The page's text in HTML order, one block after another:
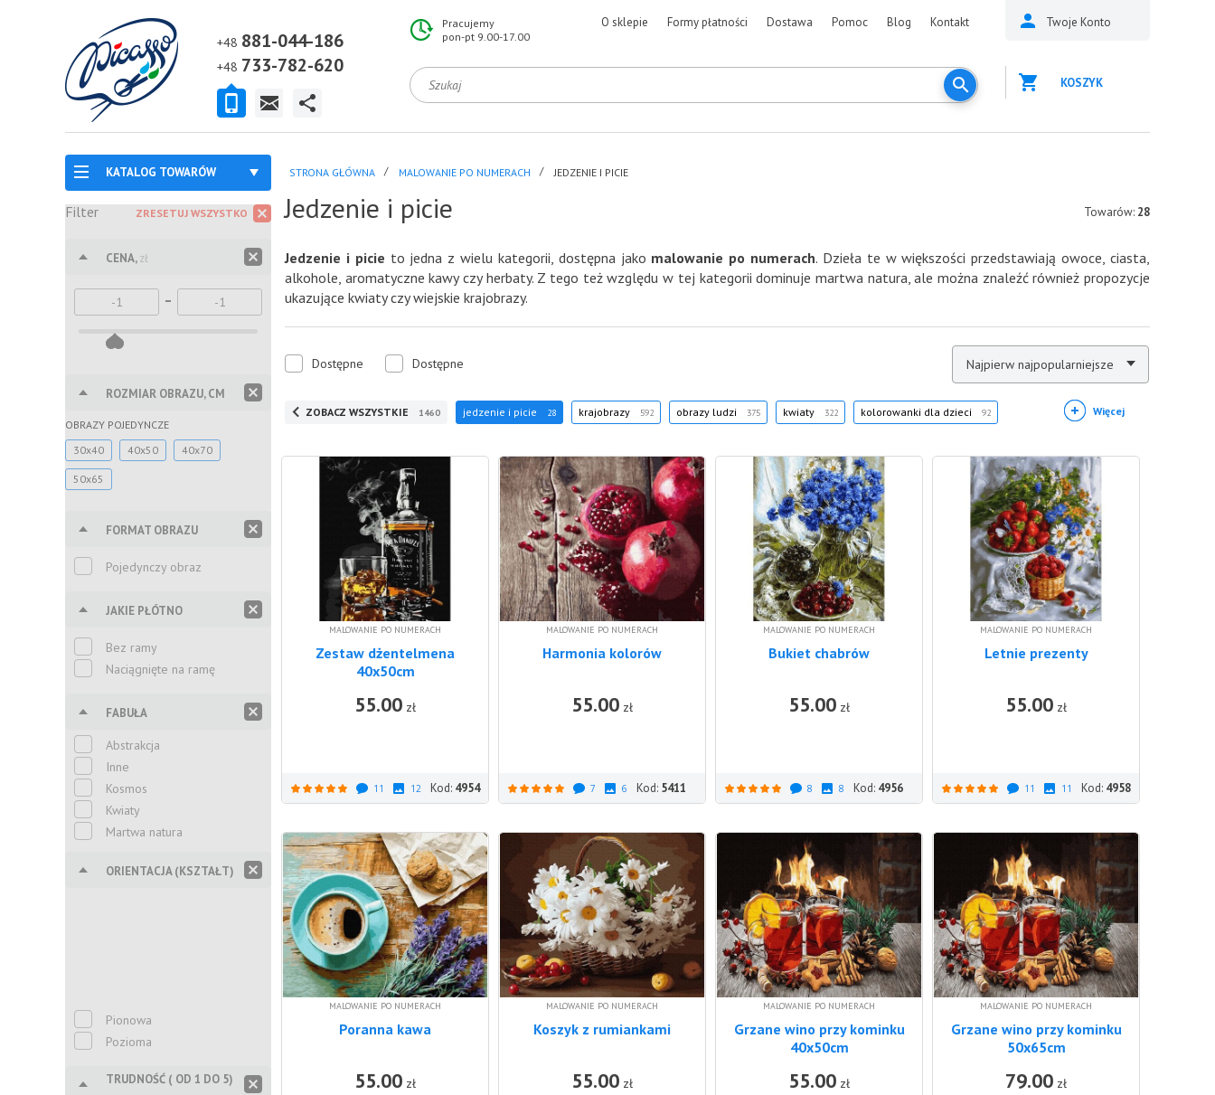
+48 881-044-186
+48 733-782-620
Pracujemy
pon-pt 9.00-17.00
O sklepie Formy płatności Dostawa Pomoc Blog Kontakt Twoje Konto
KOSZYK
KATALOG TOWARÓW
Filter ZRESETUJ WSZYSTKO
CENA,zł
ROZMIAR OBRAZU, CM
OBRAZY POJEDYNCZE
30x40
40x50 40x70
50x65
FORMAT OBRAZU
Pojedynczy obraz
JAKIE PŁÓTNO
Bez ramy
Naciągnięte na ramę
FABUŁA
Abstrakcja
Inne
Kosmos
Kwiaty
Martwa natura
ORIENTACJA (KSZTAŁT)
Pionowa
Pozioma
TRUDNOŚĆ ( OD 1 DO 5)
STRONA GŁÓWNA MALOWANIE PO NUMERACH JEDZENIE I PICIE
Towarów: 28
Jedzenie i picie
Jedzenie i picie to jedna z wielu kategorii, dostępna jako malowanie po numerach. Dzieła te w większości przedstawiają owoce, ciasta,
alkohole, aromatyczne kawy czy herbaty. Z tego też względu w tej kategorii dominuje martwa natura, ale można znaleźć również propozycje
ukazujące kwiaty czy wiejskie krajobrazy.
Dostępne Dostępne Najpierw najpopularniejsze
ZOBACZ WSZYSTKIE 1460 Więcej
jedzenie i picie 28 krajobrazy 592 obrazy ludzi 375 kwiaty 322 kolorowanki dla dzieci 92
MALOWANIE PO NUMERACH
Zestaw dżentelmena
40x50cm
55.00 zł DO KOSZYKA
11 12 Kod: 4954
MALOWANIE PO NUMERACH
Harmonia kolorów
55.00 zł DO KOSZYKA
7 6 Kod: 5411
MALOWANIE PO NUMERACH
Bukiet chabrów
55.00 zł DO KOSZYKA
8 8 Kod: 4956
MALOWANIE PO NUMERACH
Letnie prezenty
55.00 zł
11 11 Kod: 4958
MALOWANIE PO NUMERACH
Poranna kawa
55.00 zł DO KOSZYKA
MALOWANIE PO NUMERACH
Koszyk z rumiankami
55.00 zł DO KOSZYKA
MALOWANIE PO NUMERACH
Grzane wino przy kominku
40x50cm
55.00 zł DO KOSZYKA
MALOWANIE PO NUMERACH
Grzane wino przy kominku
50x65cm
79.00 zł